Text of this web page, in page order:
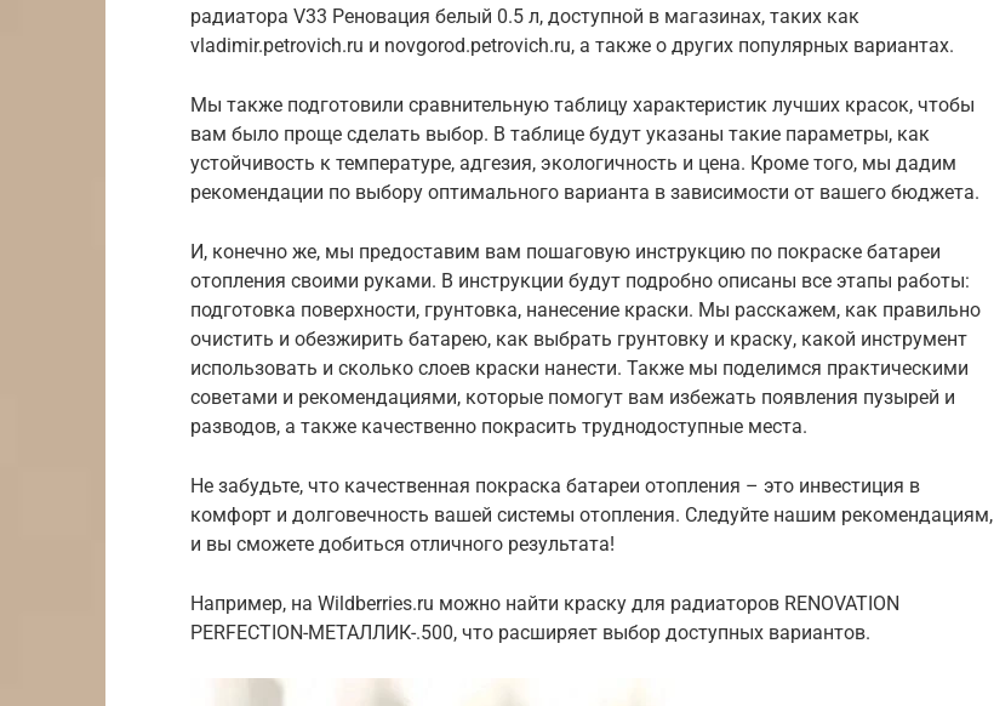
радиатора V33 Реновация белый 0.5 л, доступной в магазинах, таких как
vladimir.petrovich.ru и novgorod.petrovich.ru, а также о других популярных вариантах.
Мы также подготовили сравнительную таблицу характеристик лучших красок, чтобы
вам было проще сделать выбор. В таблице будут указаны такие параметры, как
устойчивость к температуре, адгезия, экологичность и цена. Кроме того, мы дадим
рекомендации по выбору оптимального варианта в зависимости от вашего бюджета.
И, конечно же, мы предоставим вам пошаговую инструкцию по покраске батареи
отопления своими руками. В инструкции будут подробно описаны все этапы работы:
подготовка поверхности, грунтовка, нанесение краски. Мы расскажем, как правильно
очистить и обезжирить батарею, как выбрать грунтовку и краску, какой инструмент
использовать и сколько слоев краски нанести. Также мы поделимся практическими
советами и рекомендациями, которые помогут вам избежать появления пузырей и
разводов, а также качественно покрасить труднодоступные места.
Не забудьте, что качественная покраска батареи отопления – это инвестиция в
комфорт и долговечность вашей системы отопления. Следуйте нашим рекомендациям,
и вы сможете добиться отличного результата!
Например, на Wildberries.ru можно найти краску для радиаторов RENOVATION
PERFECTION-МЕТАЛЛИК-.500, что расширяет выбор доступных вариантов.